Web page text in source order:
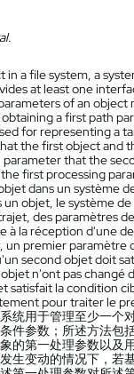
a file system, a
at least one
of an
a first path
for representing a
the first object and
that the
first processing
dans un système
objet, le système
des paramètres
la réception d'une
premier paramètre
second objet doit
n'ont pas changé
la condition
pour traiter le
统用于管理至少一个
件参数；所述方法包
的第一处理参数以及
生变动的情况下，若